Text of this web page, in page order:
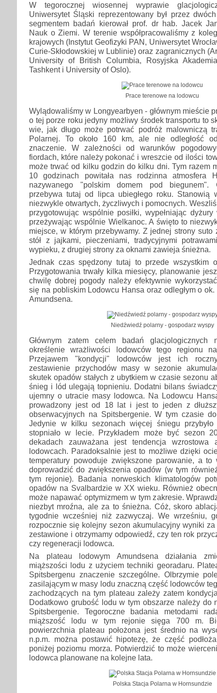
W tegorocznej wiosennej wyprawie
Uniwersytet Śląski reprezentowany był przez
segmentem badań kierował prof. dr hab. Jacek
Nauk o Ziemi. W terenie współpracowaliśmy z
krajowych (Instytut Geofizyki PAN, Uniwersytet
Curie-Skłodowskiej w Lublinie) oraz zagranicznych
University of British Columbia, Rosyjska
Tashkent i University of Oslo).
Prace terenowe na lodowcu
Wylądowaliśmy w Longyearbyen - głównym mieście
o tej porze roku jedyny możliwy środek transportu to
wie, jak długo może potrwać podróż malowniczą
Polarnej. To około 160 km, ale nie odległość
znaczenie. W zależności od warunków
fiordach, które należy pokonać i wreszcie od ilości
może trwać od kilku godzin do kilku dni. Tym razem
10 godzinach powitała nas rodzinna atmosfera
nazywanego "polskim domem pod biegunem".
przebywa tutaj od lipca ubiegłego roku. Stanowią
niezwykle otwartych, życzliwych i pomocnych.
przygotowując wspólnie posiłki, wypełniając
przeżywając wspólnie Wielkanoc. A święto to
miejsce, w którym przebywamy. Z jednej strony suto
stół z jajkami, pieczeniami, tradycyjnymi
wypieku, z drugiej strony za oknami zawieja śnieżna.
Jednak czas spędzony tutaj to przede wszystkim
Przygotowania trwały kilka miesięcy, planowanie
chwilę dobrej pogody należy efektywnie
się na pobliskim Lodowcu Hansa oraz odległym o
Amundsena.
Niedźwiedź polarny - gospodarz wyspy
Głównym zatem celem badań glacjologicznych
określenie wrażliwości lodowców tego regionu
Przejawem "kondycji" lodowców jest ich
zestawienie przychodów masy w sezonie
skutek opadów stałych z ubytkiem w czasie sezonu
śnieg i lód ulegają topnieniu. Dodatni bilans
ujemny o utracie masy lodowca. Na Lodowcu
prowadzony jest od 18 lat i jest to jeden z
obserwacyjnych na Spitsbergenie. W tym czasie
Jedynie w kilku sezonach więcej śniegu
stopniało w lecie. Przykładem może być sezon
dekadach zauważana jest tendencja wzrostowa
lodowcach. Paradoksalnie jest to możliwe dzięki
temperatury powoduje zwiększone parowanie, a to
doprowadzić do zwiększenia opadów (w tym
tym rejonie). Badania norweskich klimatologów
opadów na Svalbardzie w XX wieku. Również
może napawać optymizmem w tym zakresie.
niezbyt mroźna, ale za to śnieżna. Cóż, skoro
tygodnie wcześniej niż zazwyczaj. We wrześniu,
rozpocznie się kolejny sezon akumulacyjny wyniki
zestawione i otrzymamy odpowiedź, czy ten rok
czy regeneracji lodowca.
Na plateau lodowym Amundsena działania
miąższości lodu z użyciem techniki georadaru.
Spitsbergenu znaczenie szczególne. Olbrzymie
zasilającym w masy lodu znaczną część lodowców
zachodzących na tym plateau zależy zatem
Dodatkowo grubość lodu w tym obszarze należy do
Spitsbergenie. Tegoroczne badania metodami
miąższość lodu w tym rejonie sięga 700 m.
powierzchnia plateau położona jest średnio na
n.p.m. można postawić hipotezę, że część
poniżej poziomu morza. Potwierdzić to może
lodowca planowane na kolejne lata.
Polska Stacja Polarna w Hornsundzie